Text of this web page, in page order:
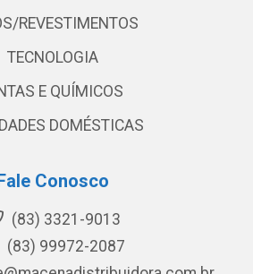
REVESTIMENTOS
TECNOLOGIA
E QUÍMICOS
DOMÉSTICAS
Conosco
(83) 3321-9013
(83) 99972-2087